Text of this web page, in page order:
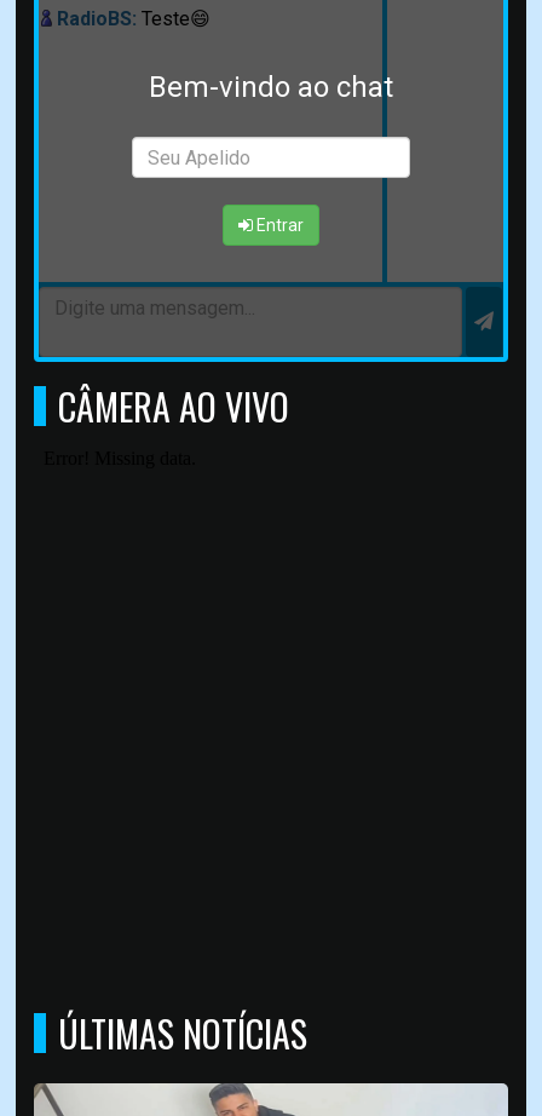
Bem-vindo ao chat
Entrar
RadioBS: Teste😄
CÂMERA AO VIVO
ÚLTIMAS NOTÍCIAS